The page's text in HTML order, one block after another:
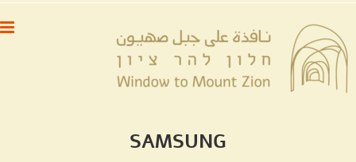
דלג
לתוכן
SAMSUNG